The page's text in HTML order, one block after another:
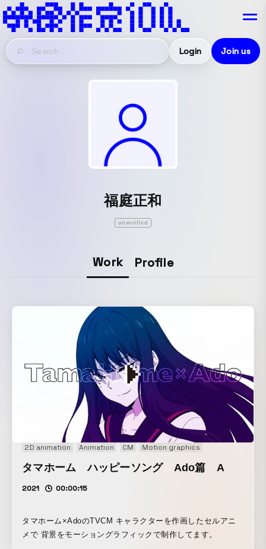
Login Join us
福庭正和
unverified
Work Profile
2D animation Animation CM Motion graphics
タマホーム ハッピーソング Ado篇 A
2021 00:00:15
タマホーム×AdoのTVCM キャラクターを作画したセルアニ
メで 背景をモーショングラフィックで制作してます。